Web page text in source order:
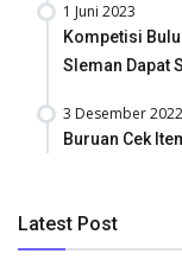
1 Juni 2023
Kompetisi
Sleman Dapat
3 Desember 2022
Buruan Cek
Latest Post